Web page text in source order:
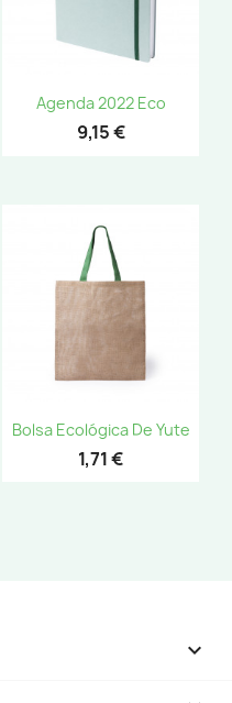
Agenda 2022 Eco
9,15 €
Bolsa Ecológica De Yute
1,71 €
